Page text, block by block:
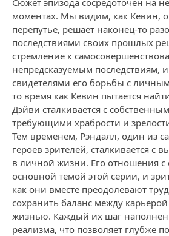
Сюжет эпизода сосредоточен на
моментах. Мы видим, как Кевин,
перепутье, решает наконец-то
последствиями своих прошлых
стремление к
непредсказуемым последствиям, и
свидетелями его борьбы с
то время как Кевин пытается
Дэйви сталкивается с
требующими храбрости и
Тем временем, Рэндалл, один из
героев зрителей, сталкивается с
в личной жизни. Его отношения с
основной темой этой серии, и
как они вместе преодолевают
сохранить баланс между
жизнью. Каждый их шаг наполнен
реализма, что позволяет глубже